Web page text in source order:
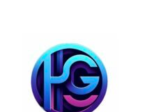
contenido